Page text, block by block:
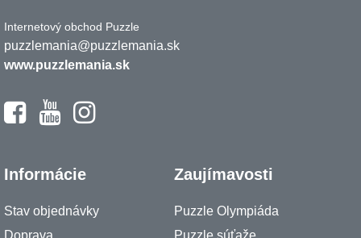
Internetový obchod Puzzle
puzzlemania@puzzlemania.sk
www.puzzlemania.sk
Informácie
Stav objednávky
Doprava
Zaujímavosti
Puzzle Olympiáda
Puzzle súťaže